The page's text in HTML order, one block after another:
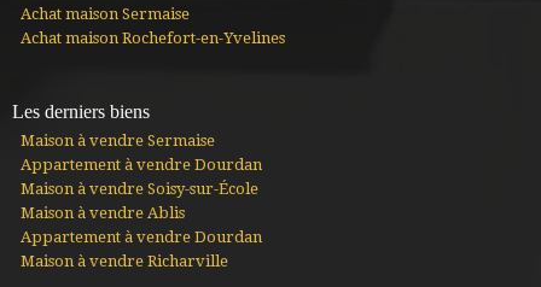
Achat maison Sermaise
Achat maison Rochefort-en-Yvelines
Les derniers biens
Maison à vendre Sermaise
Appartement à vendre Dourdan
Maison à vendre Soisy-sur-École
Maison à vendre Ablis
Appartement à vendre Dourdan
Maison à vendre Richarville